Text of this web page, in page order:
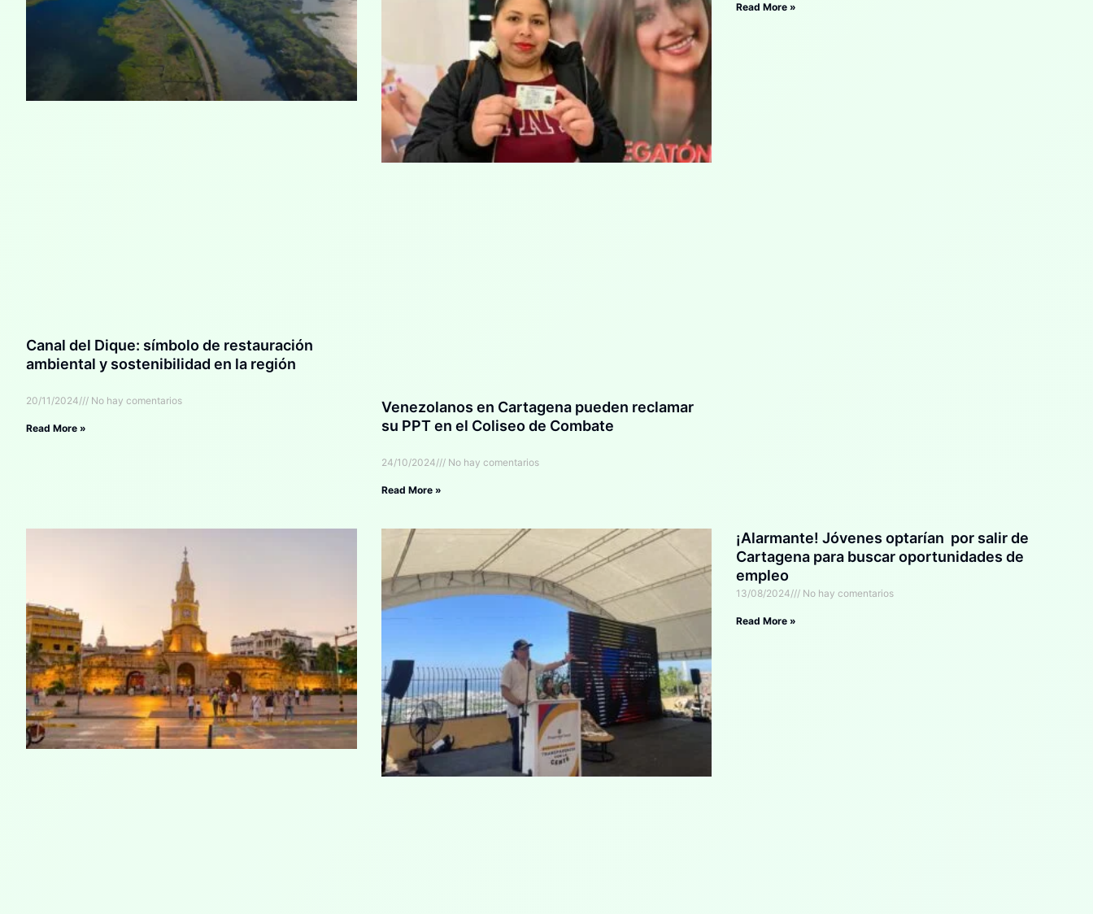
Canal del Dique: símbolo de restauración
ambiental y sostenibilidad en la región
20/11/2024 No hay comentarios
Read More »
Venezolanos en Cartagena pueden reclamar
su PPT en el Coliseo de Combate
24/10/2024 No hay comentarios
Read More »
Read More »
¡Alarmante! Jóvenes optarían por salir de
Cartagena para buscar oportunidades de
empleo
13/08/2024 No hay comentarios
Read More »